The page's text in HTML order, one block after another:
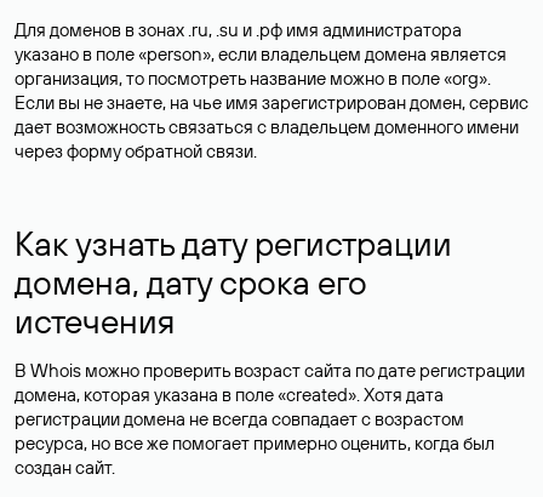
Для доменов в зонах .ru, .su и .рф имя администратора
указано в поле «person», если владельцем домена является
организация, то посмотреть название можно в поле «org».
Если вы не знаете, на чье имя зарегистрирован домен, сервис
дает возможность связаться с владельцем доменного имени
через форму обратной связи.
Как узнать дату регистрации
домена, дату срока его
истечения
В Whois можно проверить возраст сайта по дате регистрации
домена, которая указана в поле «created». Хотя дата
регистрации домена не всегда совпадает с возрастом
ресурса, но все же помогает примерно оценить, когда был
создан сайт.